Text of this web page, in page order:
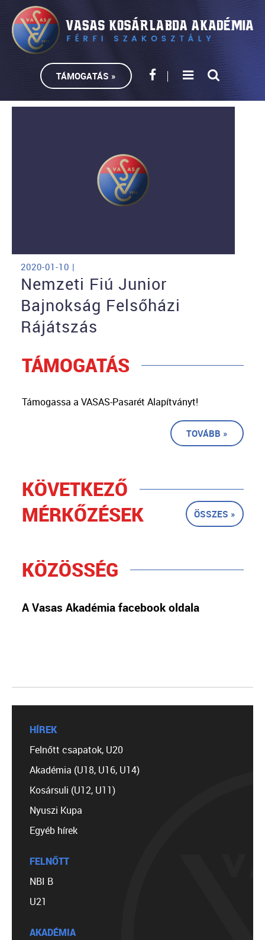
TÁMOGATÁS »
2020-01-10 |
Nemzeti Fiú Junior
Bajnokság Felsőházi
Rájátszás
TÁMOGATÁS
Támogassa a VASAS-Pasarét Alapítványt!
TOVÁBB »
KÖVETKEZŐ
MÉRKŐZÉSEK
ÖSSZES »
KÖZÖSSÉG
A Vasas Akadémia facebook oldala
HÍREK
Felnőtt csapatok, U20
Akadémia (U18, U16, U14)
Kosársuli (U12, U11)
Nyuszi Kupa
Egyéb hírek
FELNŐTT
NBI B
U21
AKADÉMIA